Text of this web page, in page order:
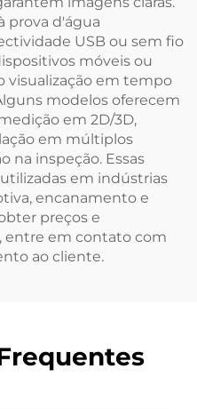
prova d'água
USB ou sem fio
móveis ou
em tempo
modelos oferecem
em 2D/3D,
em múltiplos
na inspeção. Essas
em indústrias
encanamento e
preços e
entre em contato com
ao cliente.